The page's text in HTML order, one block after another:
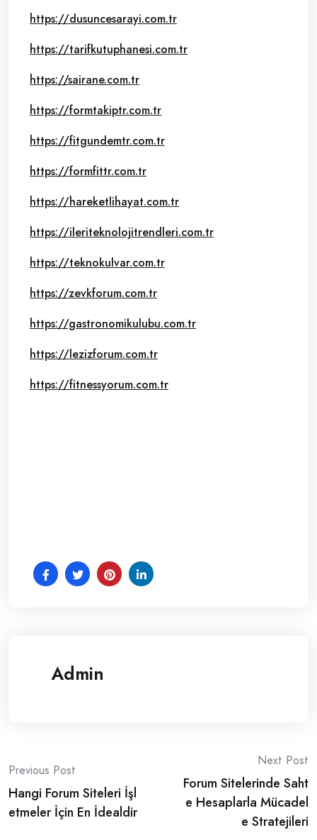
https://dusuncesarayi.com.tr
https://tarifkutuphanesi.com.tr
https://sairane.com.tr
https://formtakiptr.com.tr
https://fitgundemtr.com.tr
https://formfittr.com.tr
https://hareketlihayat.com.tr
https://ileriteknolojitrendleri.com.tr
https://teknokulvar.com.tr
https://zevkforum.com.tr
https://gastronomikulubu.com.tr
https://lezizforum.com.tr
https://fitnessyorum.com.tr
Admin
Post
navigation
Previous Post
Hangi Forum Siteleri İşl
etmeler İçin En İdealdir
Next Post
Forum Sitelerinde Saht
e Hesaplarla Mücadel
e Stratejileri